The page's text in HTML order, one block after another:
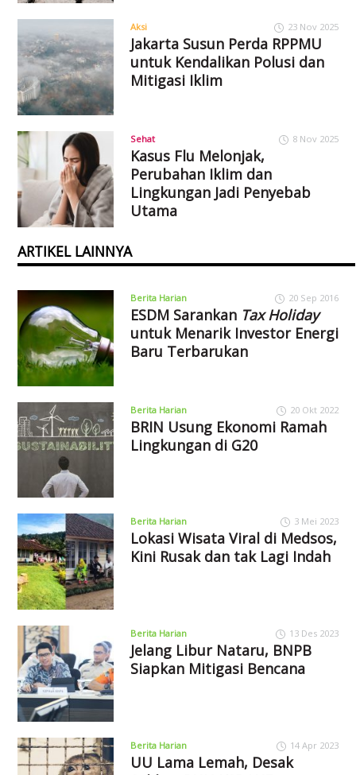
Aksi 23 Nov 2025
Jakarta Susun Perda RPPMU
untuk Kendalikan Polusi dan
Mitigasi Iklim
Sehat 8 Nov 2025
Kasus Flu Melonjak,
Perubahan Iklim dan
Lingkungan Jadi Penyebab
Utama
ARTIKEL LAINNYA
Berita Harian 20 Sep 2016
ESDM Sarankan Tax Holiday
untuk Menarik Investor Energi
Baru Terbarukan
Berita Harian 20 Okt 2022
BRIN Usung Ekonomi Ramah
Lingkungan di G20
Berita Harian 3 Mei 2023
Lokasi Wisata Viral di Medsos,
Kini Rusak dan tak Lagi Indah
Berita Harian 13 Des 2023
Jelang Libur Nataru, BNPB
Siapkan Mitigasi Bencana
Berita Harian 14 Apr 2023
UU Lama Lemah, Desak